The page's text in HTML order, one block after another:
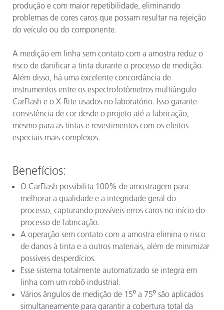
produção e com maior repetibilidade, eliminando
problemas de cores caros que possam resultar na rejeição
do veículo ou do componente.
A medição em linha sem contato com a amostra reduz o
risco de danificar a tinta durante o processo de medição.
Além disso, há uma excelente concordância de
instrumentos entre os espectrofotômetros multiângulo
CarFlash e o X-Rite usados no laboratório. Isso garante
consistência de cor desde o projeto até a fabricação,
mesmo para as tintas e revestimentos com os efeitos
especiais mais complexos.
Benefícios:
O CarFlash possibilita 100% de amostragem para
melhorar a qualidade e a integridade geral do
processo, capturando possíveis erros caros no início do
processo de fabricação.
A operação sem contato com a amostra elimina o risco
de danos à tinta e a outros materiais, além de minimizar
possíveis desperdícios.
Esse sistema totalmente automatizado se integra em
linha com um robô industrial.
Vários ângulos de medição de 15⁰ a 75⁰ são aplicados
simultaneamente para garantir a cobertura total da